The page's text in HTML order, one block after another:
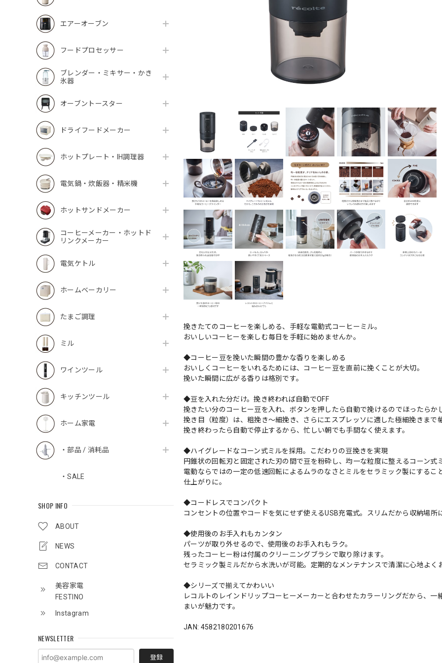
エアーオーブン
フードプロセッサー
ブレンダー・ミキサー・かき
氷器
オーブントースター
ドライフードメーカー
ホットプレート・IH調理器
電気鍋・炊飯器・精米機
ホットサンドメーカー
コーヒーメーカー・ホットド
リンクメーカー
電気ケトル
ホームベーカリー
たまご調理
ミル
ワインツール
キッチンツール
ホーム家電
・部品 / 消耗品
・SALE
SHOP INFO
ABOUT
NEWS
CONTACT
美容家電
FESTINO
Instagram
NEWSLETTER
登録
挽きたてのコーヒーを楽しめる、手軽な電動式コーヒーミル。
おいしいコーヒーを楽しむ毎日を手軽に始めませんか。
◆コーヒー豆を挽いた瞬間の豊かな香りを楽しめる
おいしくコーヒーをいれるためには、コーヒー豆を直前に挽くことが大切。
挽いた瞬間に広がる香りは格別です。
◆豆を入れた分だけ。挽き終われば自動でOFF
挽きたい分のコーヒー豆を入れ、ボタンを押したら自動で挽けるのでほったらか
挽き目（粒度）は、粗挽き〜細挽き、さらにエスプレッソに適した極細挽きまで
挽き終わったら自動で停止するから、忙しい朝でも手間なく使えます。
◆ハイグレードなコーン式ミルを採用。こだわりの豆挽きを実現
円錐状の回転刃と固定された刃の間で豆を粉砕し、均一な粒度に整えるコーン式
電動ならではの一定の低速回転によるムラのなさとミルをセラミック製にする
仕上がりに。
◆コードレスでコンパクト
コンセントの位置やコードを気にせず使えるUSB充電式。スリムだから収納場所
◆使用後のお手入れもカンタン
パーツが取り外せるので、使用後のお手入れもラク。
残ったコーヒー粉は付属のクリーニングブラシで取り除けます。
セラミック製ミルだから水洗いが可能。定期的なメンテナンスで清潔に心地よく
◆シリーズで揃えてかわいい
レコルトのレインドリップコーヒーメーカーと合わせたカラーリングだから、
まいが魅力です。
JAN: 4582180201676